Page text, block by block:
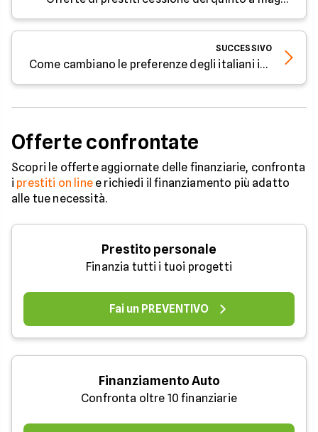
SUCCESSIVO
Come cambiano le preferenze degli italiani in relazione ai prestiti
Offerte confrontate
Scopri le offerte aggiornate delle finanziarie, confronta
i prestiti on linee richiedi il finanziamento più adatto
alle tue necessità.
Prestito personale
Finanzia tutti i tuoi progetti
Fai un PREVENTIVO
Finanziamento Auto
Confronta oltre 10 finanziarie